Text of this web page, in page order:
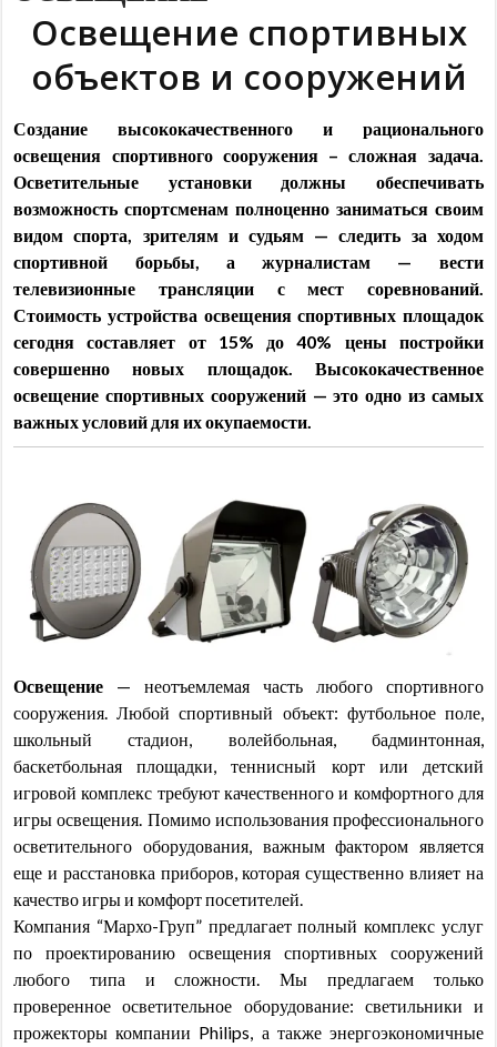
Освещение спортивных
объектов и сооружений
Создание высококачественного и рационального
освещения спортивного сооружения – сложная задача.
Осветительные установки должны обеспечивать
возможность спортсменам полноценно заниматься своим
видом спорта, зрителям и судьям — следить за ходом
спортивной борьбы, а журналистам — вести
телевизионные трансляции с мест соревнований.
Стоимость устройства освещения спортивных площадок
сегодня составляет от 15% до 40% цены постройки
совершенно новых площадок. Высококачественное
освещение спортивных сооружений — это одно из самых
важных условий для их окупаемости.
Освещение — неотъемлемая часть любого спортивного
сооружения. Любой спортивный объект: футбольное поле,
школьный стадион, волейбольная, бадминтонная,
баскетбольная площадки, теннисный корт или детский
игровой комплекс требуют качественного и комфортного для
игры освещения. Помимо использования профессионального
осветительного оборудования, важным фактором является
еще и расстановка приборов, которая существенно влияет на
качество игры и комфорт посетителей.
Компания “Мархо-Груп” предлагает полный комплекс услуг
по проектированию освещения спортивных сооружений
любого типа и сложности. Мы предлагаем только
проверенное осветительное оборудование: светильники и
прожекторы компании Philips, а также энергоэкономичные